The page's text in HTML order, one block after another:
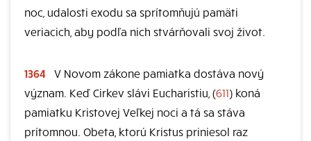
noc, udalosti exodu sa sprítomňujú pamäti
veriacich, aby podľa nich stvárňovali svoj život.
1364
V Novom zákone pamiatka dostáva nový
význam. Keď Cirkev slávi Eucharistiu, (611) koná
pamiatku Kristovej Veľkej noci a tá sa stáva
prítomnou. Obeta, ktorú Kristus priniesol raz